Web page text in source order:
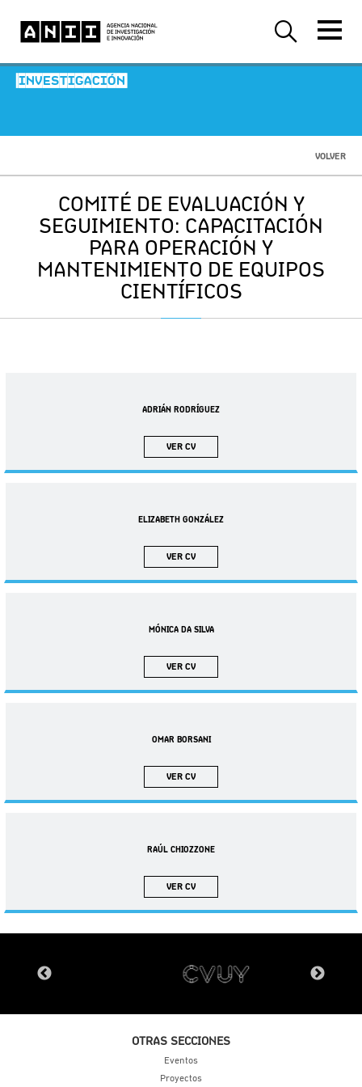
-INVESTIGACIÓN-
VOLVER
COMITÉ DE EVALUACIÓN Y
SEGUIMIENTO: CAPACITACIÓN
PARA OPERACIÓN Y
MANTENIMIENTO DE EQUIPOS
CIENTÍFICOS
ADRIÁN RODRÍGUEZ
VER CV
ELIZABETH GONZÁLEZ
VER CV
MÓNICA DA SILVA
VER CV
OMAR BORSANI
VER CV
RAÚL CHIOZZONE
VER CV
OTRAS SECCIONES
Eventos
Proyectos